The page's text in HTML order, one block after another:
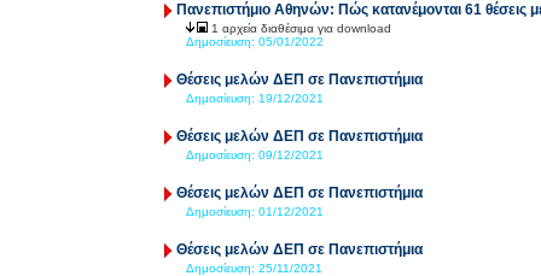
Πανεπιστήμιο Αθηνών: Πώς κατανέμονται 61 θέσεις
1 αρχεία διαθέσιμα για download
Δημοσίευση: 05/01/2022
Θέσεις μελών ΔΕΠ σε Πανεπιστήμια
Δημοσίευση: 19/12/2021
Θέσεις μελών ΔΕΠ σε Πανεπιστήμια
Δημοσίευση: 09/12/2021
Θέσεις μελών ΔΕΠ σε Πανεπιστήμια
Δημοσίευση: 01/12/2021
Θέσεις μελών ΔΕΠ σε Πανεπιστήμια
Δημοσίευση: 25/11/2021